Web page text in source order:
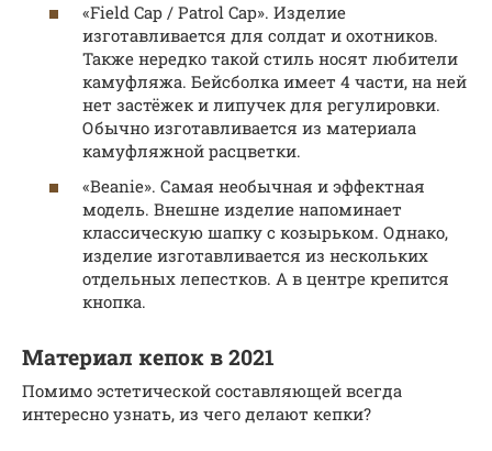
«Field Cap / Patrol Cap». Изделие
изготавливается для солдат и охотников.
Также нередко такой стиль носят любители
камуфляжа. Бейсболка имеет 4 части, на ней
нет застёжек и липучек для регулировки.
Обычно изготавливается из материала
камуфляжной расцветки.
«Beanie». Самая необычная и эффектная
модель. Внешне изделие напоминает
классическую шапку с козырьком. Однако,
изделие изготавливается из нескольких
отдельных лепестков. А в центре крепится
кнопка.
Материал кепок в 2021
Помимо эстетической составляющей всегда
интересно узнать, из чего делают кепки?